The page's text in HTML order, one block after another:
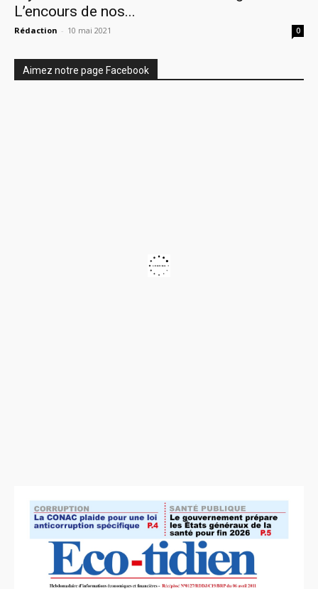
L’encours de nos...
Rédaction - 10 mai 2021 0
Aimez notre page Facebook